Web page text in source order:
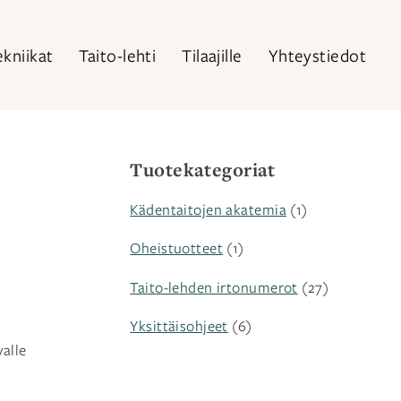
Taito-lehti Tilaajille Yhteystiedot
Tuotekategoriat
Kädentaitojen akatemia (1)
Oheistuotteet (1)
Taito-lehden irtonumerot (27)
Yksittäisohjeet (6)